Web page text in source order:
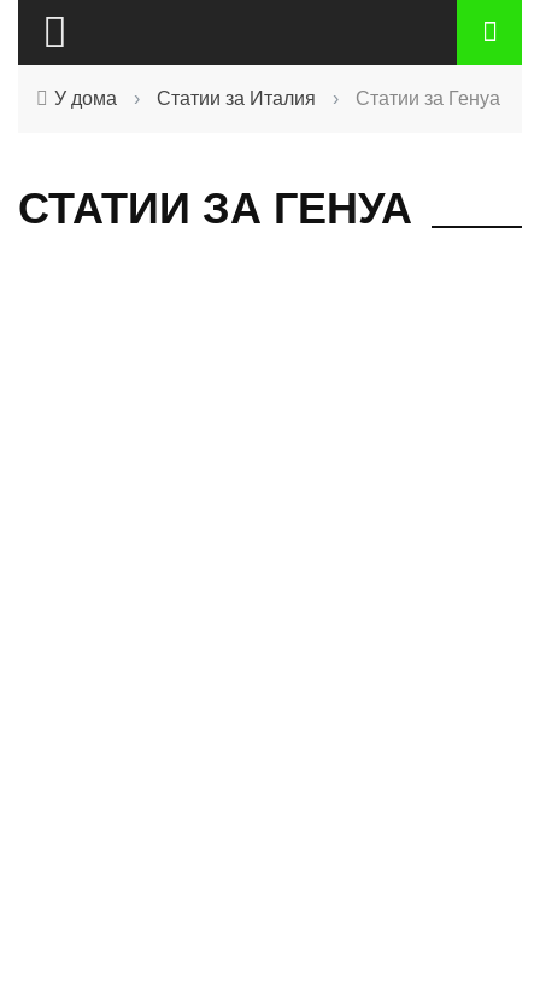
У дома › Статии за Италия › Статии за Генуа
СТАТИИ ЗА ГЕНУА